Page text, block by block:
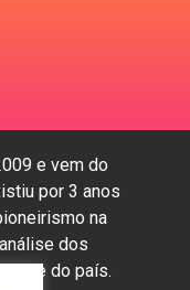
e vem do
por 3 anos
na
dos
e do país.